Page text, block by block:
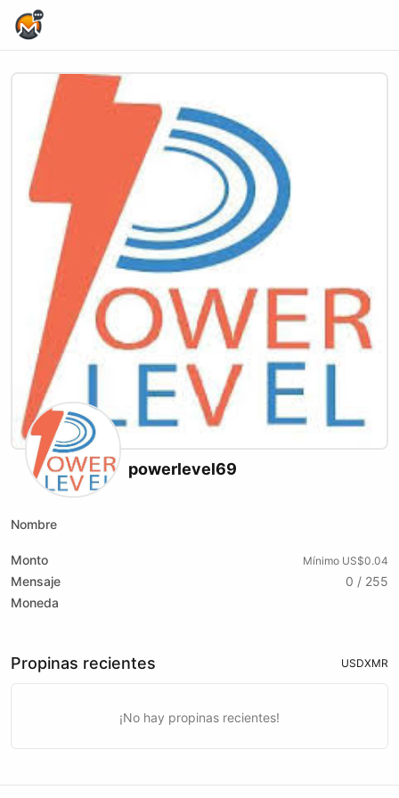
powerlevel69
Nombre
Monto Mínimo US$0.04
Mensaje
0 / 255
Moneda
Propinas recientes USDXMR
¡No hay propinas recientes!